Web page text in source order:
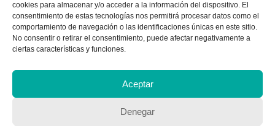
cookies para almacenar y/o acceder a la información del dispositivo. El
consentimiento de estas tecnologías nos permitirá procesar datos como el
comportamiento de navegación o las identificaciones únicas en este sitio.
No consentir o retirar el consentimiento, puede afectar negativamente a
ciertas características y funciones.
Aceptar
Denegar
Copyright © 2018, Equipo IIColumnas